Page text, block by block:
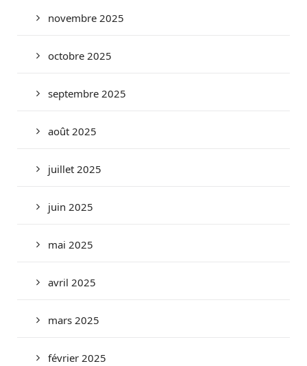
novembre 2025
octobre 2025
septembre 2025
août 2025
juillet 2025
juin 2025
mai 2025
avril 2025
mars 2025
février 2025